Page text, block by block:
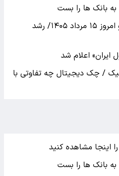
بانک ها را بست
نرخ ارز دلار، طلا سکه و یورو امروز ۱۵ مرداد ۱۴۰۵/ رشد
ایران» اعلام شد
/ چک دیجیتال چه تفاوتی با
اینجا مشاهده کنید
بانک ها را بست